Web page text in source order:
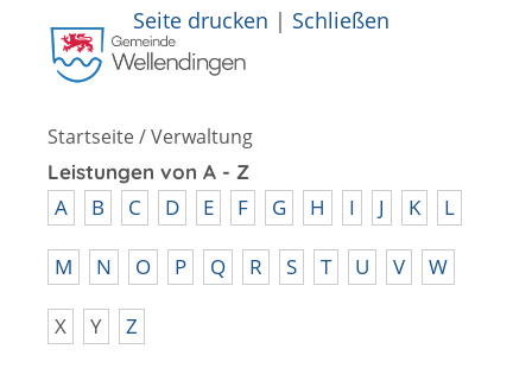
Seite drucken | Schließen
Startseite/Verwaltung
Leistungen von A - Z
A B C D E F G H I J K L
M N O P Q R S T U V W
X Y Z